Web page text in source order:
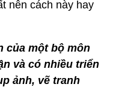
nên cách này hay
của một bộ môn
và có nhiều triển
ảnh, vẽ tranh